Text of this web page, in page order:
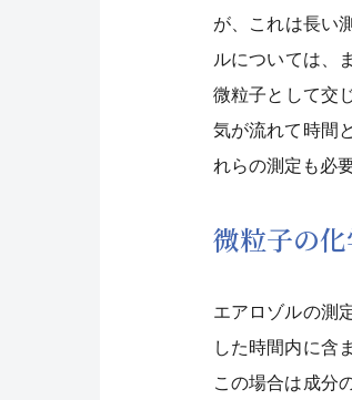
が、これは長い
ルについては、
微粒子として交
気が流れて時間
れらの測定も必
微粒子の
エアロゾルの測
した時間内に含
この場合は成分